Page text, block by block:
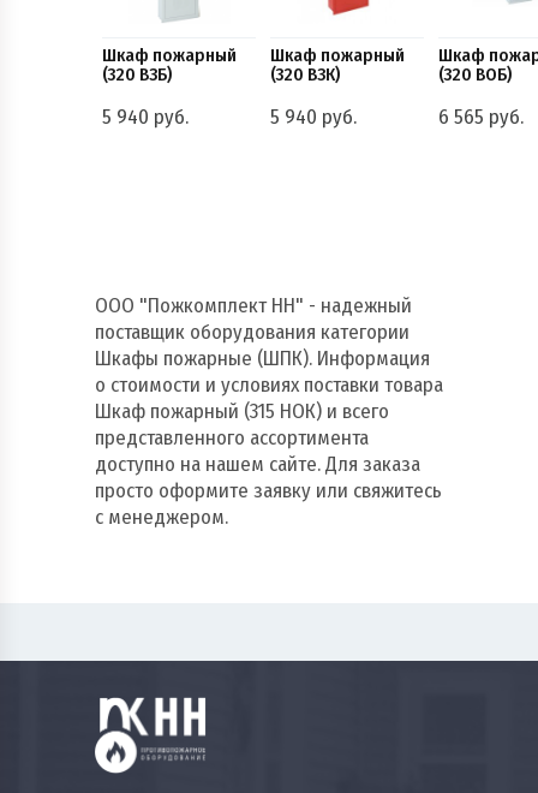
Шкаф пожарный
(320 ВЗБ)
5 940 руб.
Шкаф пожарный
(320 ВЗК)
5 940 руб.
Шкаф
(320 ВОБ)
6 565 руб.
ООО "Пожкомплект НН" - надежный
поставщик оборудования категории
Шкафы пожарные (ШПК). Информация
о стоимости и условиях поставки товара
Шкаф пожарный (315 НОК) и всего
представленного ассортимента
доступно на нашем сайте. Для заказа
просто оформите заявку или свяжитесь
с менеджером.